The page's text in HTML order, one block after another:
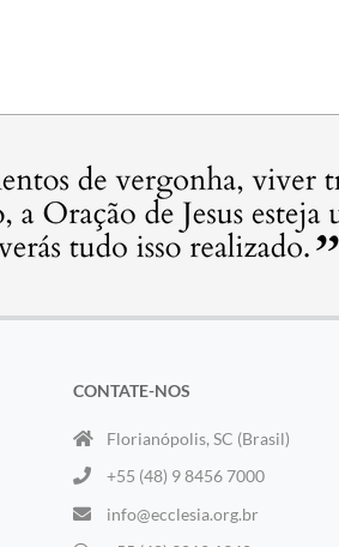
CONTATE-NOS
Florianópolis, SC (Brasil)
+55 (48) 9 8456 7000
info@ecclesia.org.br